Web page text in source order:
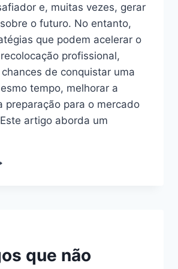
e, muitas vezes, gerar
o futuro. No entanto,
que podem acelerar o
profissional,
de conquistar uma
tempo, melhorar a
preparação para o mercado
artigo aborda um
que não